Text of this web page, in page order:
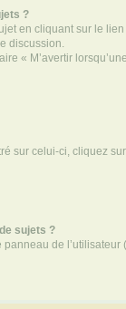
?
en cliquant sur le
discussion.
« M’avertir
sur celui-ci, cliquez
sujets ?
panneau de